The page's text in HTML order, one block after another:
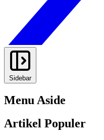
Sidebar
Menu Aside
Artikel Populer